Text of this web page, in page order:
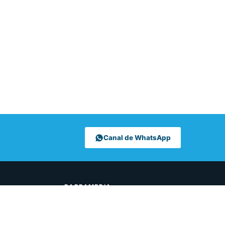
Canal de WhatsApp
BARRAMEDIA